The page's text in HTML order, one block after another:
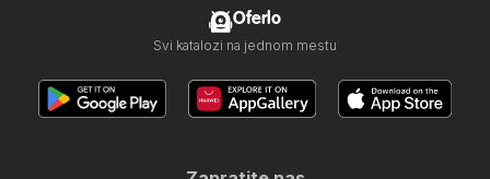
Oferlo
Svi katalozi na jednom mestu